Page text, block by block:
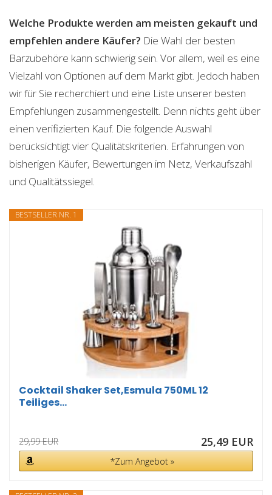
Welche Produkte werden am meisten gekauft und
empfehlen andere Käufer? Die Wahl der besten
Barzubehöre kann schwierig sein. Vor allem, weil es eine
Vielzahl von Optionen auf dem Markt gibt. Jedoch haben
wir für Sie recherchiert und eine Liste unserer besten
Empfehlungen zusammengestellt. Denn nichts geht über
einen verifizierten Kauf. Die folgende Auswahl
berücksichtigt vier Qualitätskriterien. Erfahrungen von
bisherigen Käufer, Bewertungen im Netz, Verkaufszahl
und Qualitätssiegel.
BESTSELLER NR. 1
Cocktail Shaker Set,Esmula 750ML 12
Teiliges...
29,99 EUR 25,49 EUR
*Zum Angebot »